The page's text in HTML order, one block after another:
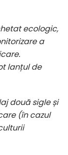
ecologic,
a
lanțul de
două sigle și
(în cazul